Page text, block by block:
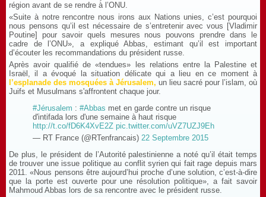
région avant de se rendre à l’ONU.
«Suite à notre rencontre nous irons aux Nations unies, c’est pourquoi
nous pensons qu’il est nécessaire de s’entretenir avec vous [Vladimir
Poutine] pour savoir quels mesures nous pouvons prendre dans le
cadre de l’ONU», a expliqué Abbas, estimant qu’il est important
d’écouter les recommandations du président russe.
Après avoir qualifié de «tendues» les relations entre la Palestine et
Israël, il a évoqué la situation délicate qui a lieu en ce moment à
l’esplanade des mosquées à Jérusalem, un lieu sacré pour l’islam, où
Juifs et Musulmans s'affrontent chaque jour.
#Jérusalem : #Abbas met en garde contre un risque
d'intifada lors d'une semaine à haut risque
http://t.co/fD6K4XvE2Z pic.twitter.com/uVZ7UZJ9Eh
— RT France (@RTenfrancais) 22 Septembre 2015
De plus, le président de l’Autorité palestinienne a noté qu’il était temps
de trouver une issue politique au conflit syrien qui fait rage depuis mars
2011. «Nous pensons être aujourd’hui proche d’une solution, c’est-à-dire
que la porte est ouverte pour une résolution politique», a fait savoir
Mahmoud Abbas lors de sa rencontre avec le président russe.